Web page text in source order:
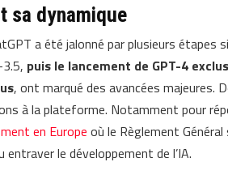
sa dynamique
a été jalonné par plusieurs étapes
puis le lancement de GPT-4
, ont marqué des avancées majeures.
à la plateforme. Notamment pour
en Europe où le Règlement
entraver le développement de l’IA.